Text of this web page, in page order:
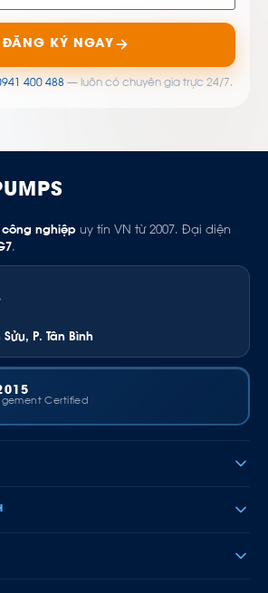
ĐĂNG KÝ NGAY
400 488— luôn có chuyên gia trực 24/7.
nghiệp uy tín VN từ 2007. Đại diện
.
P. Tân Bình
Certified